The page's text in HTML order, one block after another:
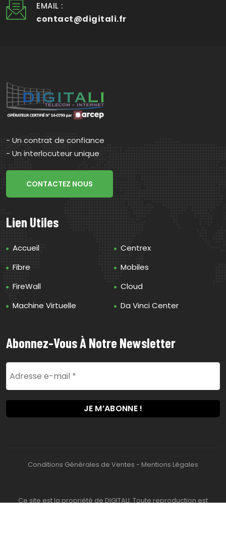
EMAIL :
contact@digitali.fr
- Un contrat de confiance
- Un interlocuteur unique
CONTACTEZ NOUS
Lien Utiles
Accueil
Centrex
Fibre
Mobiles
FireWall
Cloud
Machine Virtuelle
Da Vinci Center
Abonnez-Vous À Notre Newsletter
Conditions Générales de Ventes - Mentions Légales
Ce site est la propriété de DIGITALI. Toute reproduction est